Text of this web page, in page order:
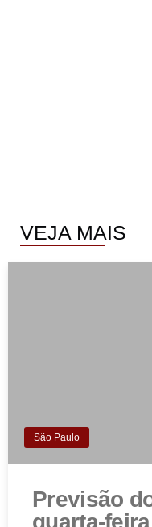
VEJA MAIS
São Paulo
Previsão
quarta-